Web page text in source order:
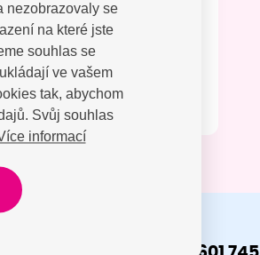
SDÍLEJTE:
nezobrazovaly se
na které jste
souhlas se
ve vašem
tak, abychom
Svůj souhlas
informací